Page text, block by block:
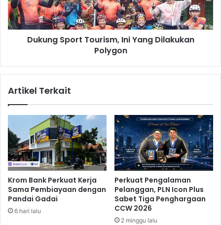
,
C
a
r
v
e
r
s
M
e
n
g
e
n
S
p
o
r
,
n
i
a
n
D
Dukung Sport Tourism, Ini Yang Dilakukan
Polygon
Artikel Terkait
Krom Bank Perkuat Kerja
Sama Pembiayaan dengan
Pandai Gadai
6 hari lalu
Perkuat Pengalaman
Pelanggan, PLN Icon Plus
Sabet Tiga Penghargaan
CCW 2026
2 minggu lalu